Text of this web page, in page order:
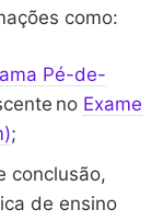
como:
Pé-de-
no Exame
;
conclusão,
de ensino